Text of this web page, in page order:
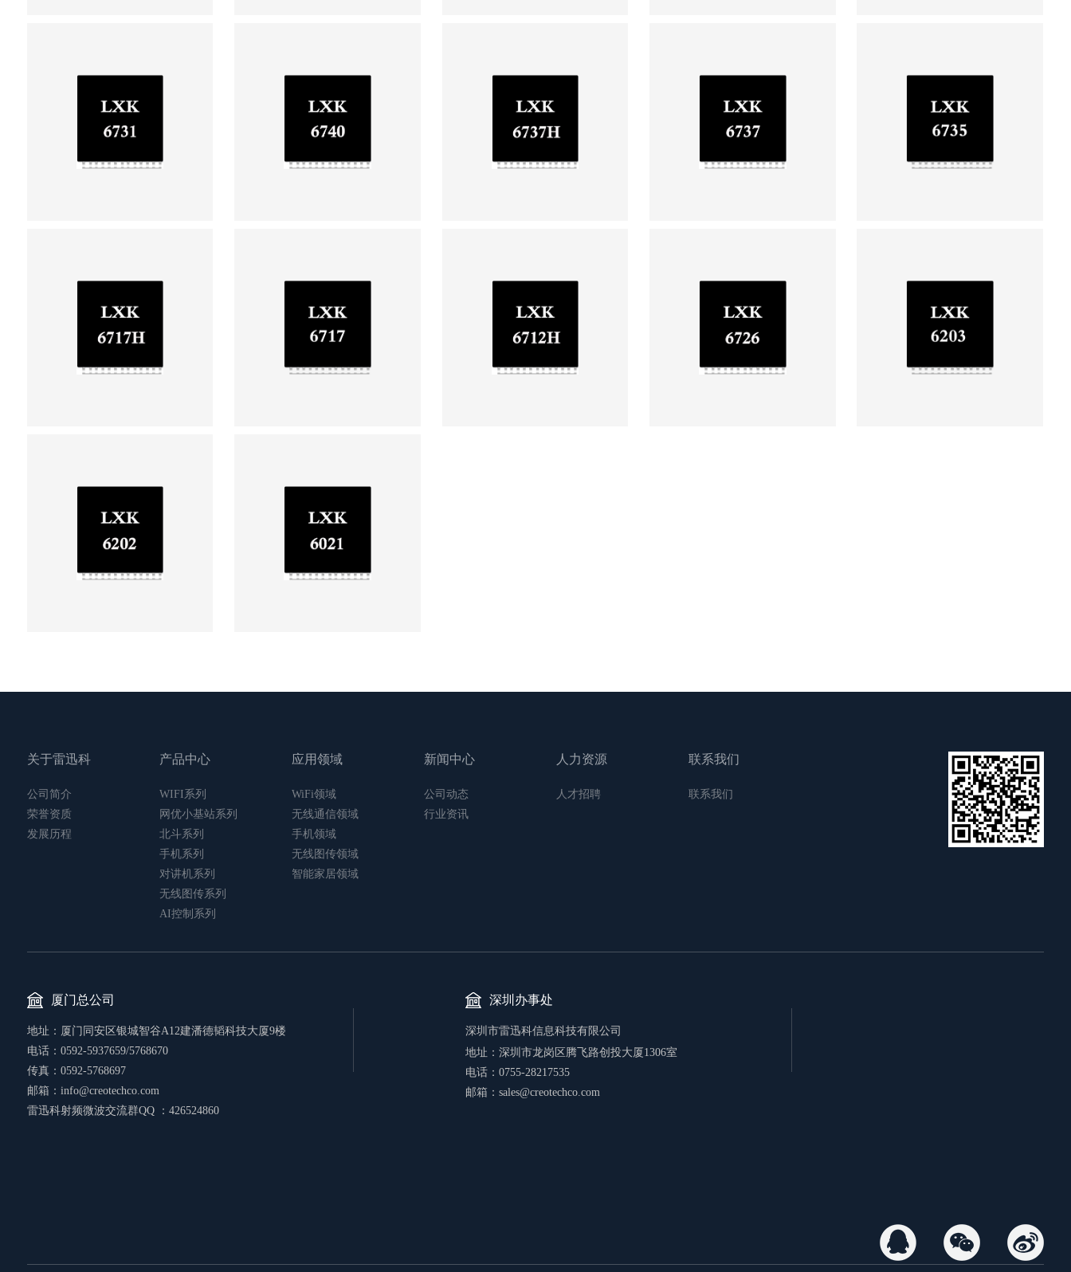
关于雷迅科
公司简介
荣誉资质
发展历程
产品中心
WIFI系列
网优小基站系列
北斗系列
手机系列
对讲机系列
无线图传系列
AI控制系列
应用领域
WiFi领域
无线通信领域
手机领域
无线图传领域
智能家居领域
新闻中心
公司动态
行业资讯
人力资源
人才招聘
联系我们
联系我们
厦门总公司
地址：厦门同安区银城智谷A12建潘德韬科技大厦9楼
电话：0592-5937659/5768670
传真：0592-5768697
邮箱：info@creotechco.com
雷迅科射频微波交流群QQ ：426524860
深圳办事处
深圳市雷迅科信息科技有限公司
地址： 深圳市龙岗区腾飞路创投大厦1306室
电话：0755-28217535
邮箱：sales@creotechco.com